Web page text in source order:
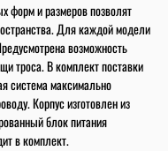
форм и размеров позволят
Для каждой модели
возможность
троса. В комплект поставки
система максимально
Корпус изготовлен из
блок питания
в комплект.